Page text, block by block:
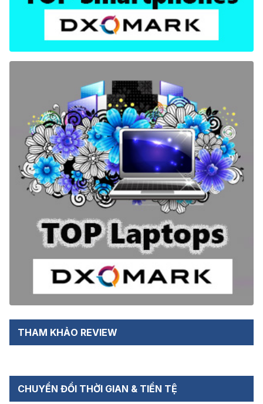
THAM KHẢO REVIEW
CHUYỂN ĐỔI THỜI GIAN & TIỀN TỆ